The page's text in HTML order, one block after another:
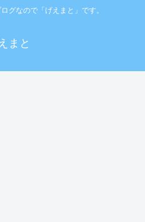
グなので「げえまと」です。
まと